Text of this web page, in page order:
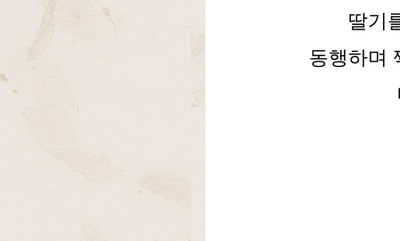
딸기
동행하며